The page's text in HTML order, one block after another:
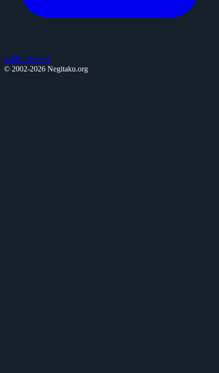
お問い合わせ
© 2002-2026 Negitaku.org